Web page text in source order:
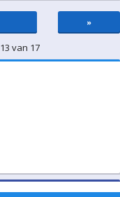
»
van 17